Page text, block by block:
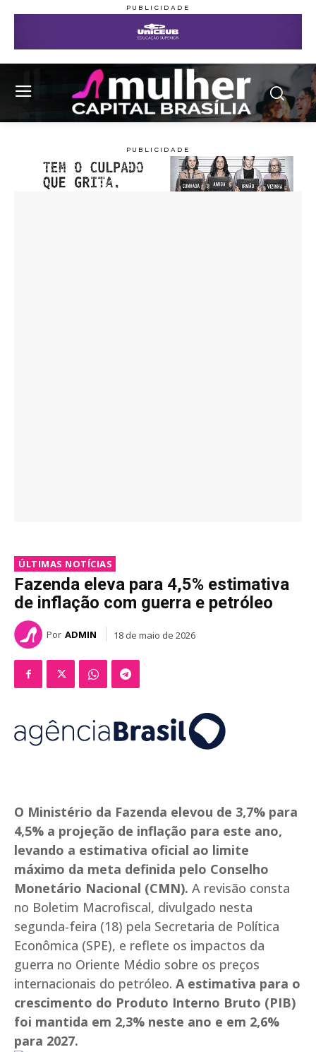
ÚLTIMAS NOTÍCIAS
Fazenda eleva para 4,5% estimativa
de inflação com guerra e petróleo
Por ADMIN 18 de maio de 2026
O Ministério da Fazenda elevou de 3,7% para
4,5% a projeção de inflação para este ano,
levando a estimativa oficial ao limite
máximo da meta definida pelo Conselho
Monetário Nacional (CMN). A revisão consta
no Boletim Macrofiscal, divulgado nesta
segunda-feira (18) pela Secretaria de Política
Econômica (SPE), e reflete os impactos da
guerra no Oriente Médio sobre os preços
internacionais do petróleo. A estimativa para o
crescimento do Produto Interno Bruto (PIB)
foi mantida em 2,3% neste ano e em 2,6%
para 2027.